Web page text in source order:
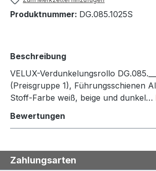
Produktnummer: DG.085.1025S
Beschreibung
VELUX-Verdunkelungsrollo
(Preisgruppe 1), Führungsschienen
Stoff-Farbe weiß, beige und dunkel…
Bewertungen
Zahlungsarten